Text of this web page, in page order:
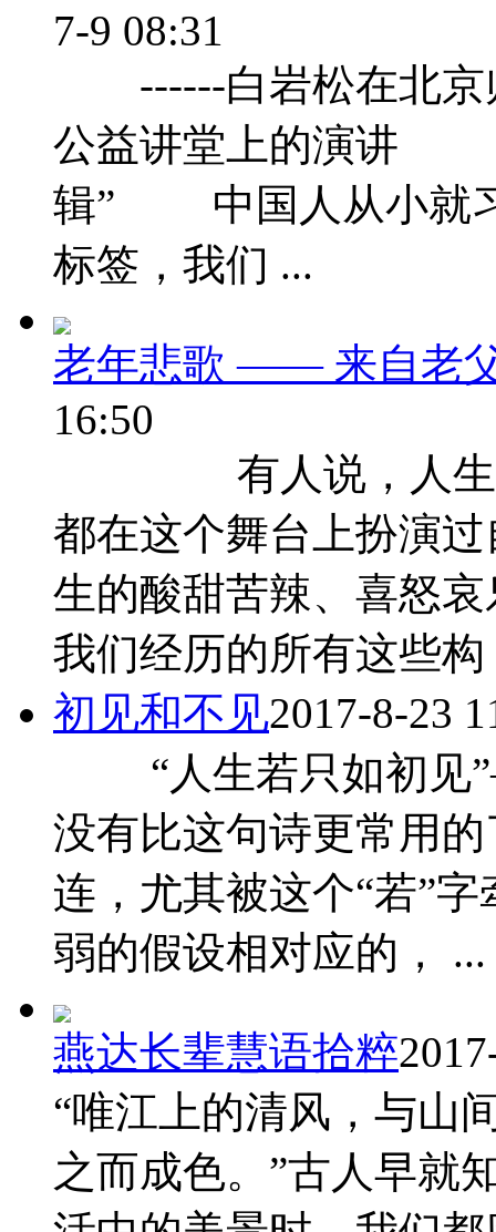
7-9 08:31
------白岩松在北京
公益讲堂上的演讲
辑” 中国人从小就习
标签，我们 ...
老年悲歌 —— 来自老
16:50
有人说，人生
都在这个舞台上扮演
生的酸甜苦辣、喜怒
我们经历的所有这些构
初见和不见2017-8-23
“人生若只如初见
没有比这句诗更常用
连，尤其被这个“若”
弱的假设相对应的， ...
燕达长辈慧语拾粹
“唯江上的清风，与山
之而成色。”古人早就